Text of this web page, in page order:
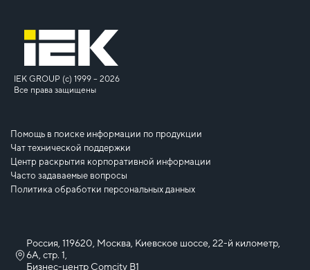
IEK GROUP (c) 1999 – 2026
Все права защищены
Помощь в поиске информации по продукции
Чат технической поддержки
Центр раскрытия корпоративной информации
Часто задаваемые вопросы
Политика обработки персональных данных
Россия, 119620, Москва, Киевское шоссе, 22-й километр,
6А, стр. 1,
Бизнес-центр Comcity B1